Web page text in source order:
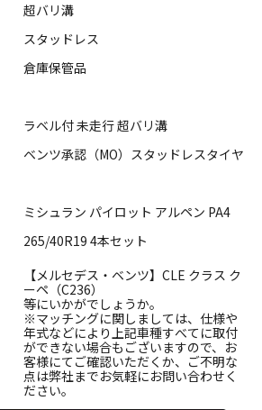
超バリ溝
スタッドレス
倉庫保管品
ラベル付 未走行 超バリ溝
ベンツ承認（MO）スタッドレスタイヤ
ミシュラン パイロット アルペン PA4
265/40R19 4本セット
【メルセデス・ベンツ】CLE クラス ク
ーペ（C236）
等にいかがでしょうか。
※マッチングに関しましては、仕様や
年式などにより上記車種すべてに取付
ができない場合もございますので、お
客様にてご確認いただくか、ご不明な
点は弊社までお気軽にお問い合わせく
ださい。